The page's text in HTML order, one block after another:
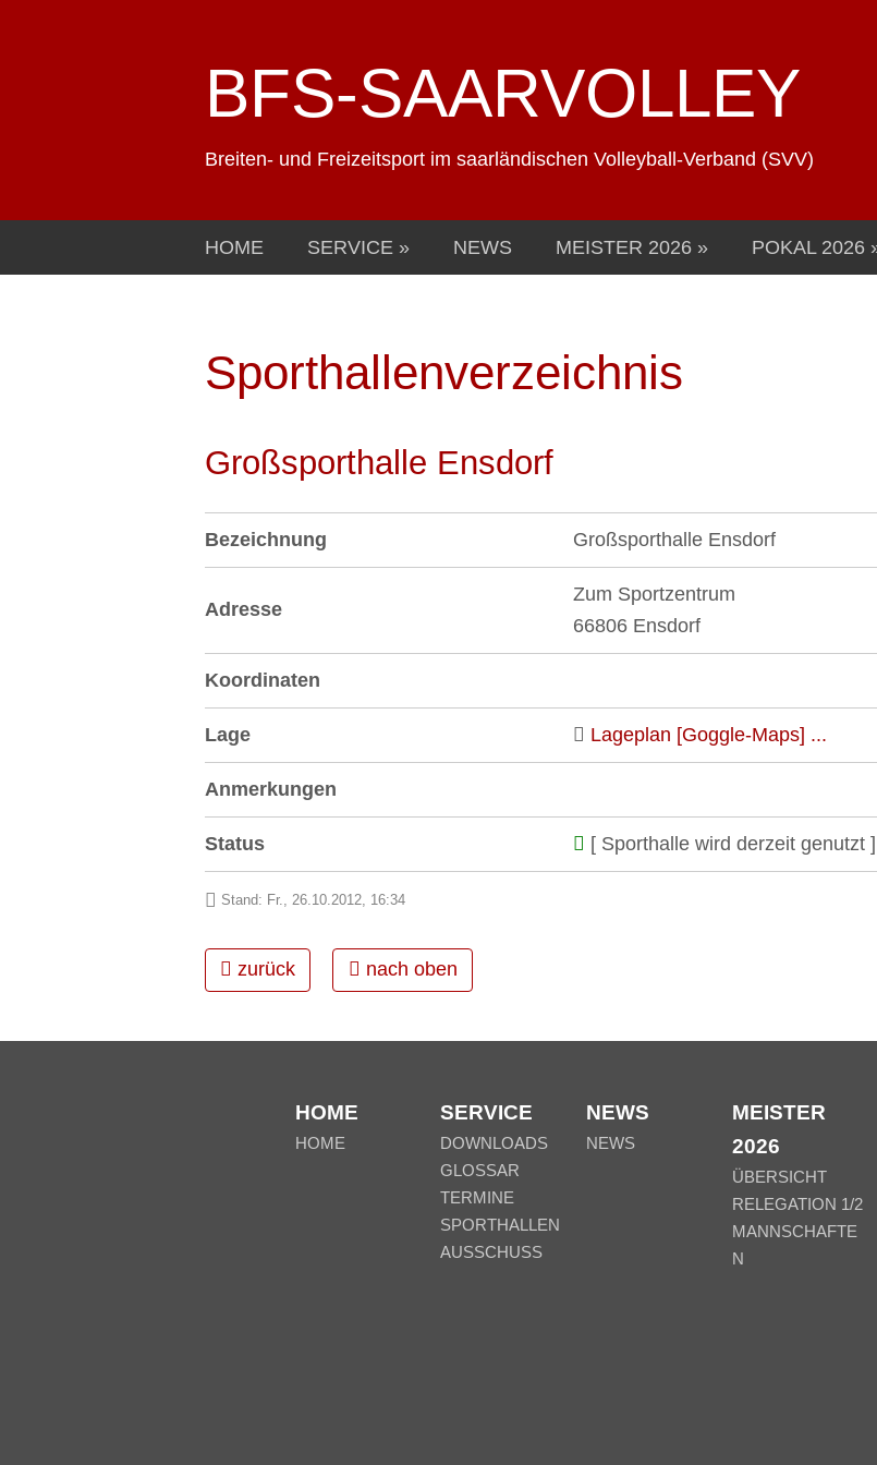
BFS-SAARVOLLEY
Breiten- und Freizeitsport im saarländischen Volleyball-Verband (SVV)
HOME SERVICE NEWS MEISTER 2026 POKAL 2026
Sporthallenverzeichnis
Großsporthalle Ensdorf
Bezeichnung Großsporthalle Ensdorf
Adresse
Zum Sportzentrum
66806 Ensdorf
Koordinaten
Lage Lageplan [Goggle-Maps] ...
Anmerkungen
Status [ Sporthalle wird derzeit genutzt ]
Stand: Fr., 26.10.2012, 16:34
zurück nach oben
HOME
HOME
SERVICE
DOWNLOADS
GLOSSAR
TERMINE
SPORTHALLEN
AUSSCHUSS
NEWS
NEWS
MEISTER
2026
ÜBERSICHT
RELEGATION 1/2
MANNSCHAFTE
N